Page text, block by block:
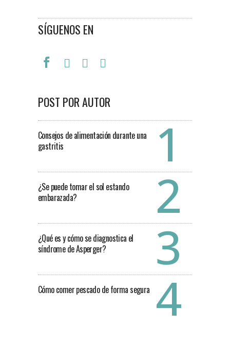
SÍGUENOS EN
POST POR AUTOR
Consejos de alimentación durante una
gastritis
¿Se puede tomar el sol estando
embarazada?
¿Qué es y cómo se diagnostica el
síndrome de Asperger?
Cómo comer pescado de forma segura